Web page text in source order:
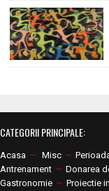
CATEGORII PRINCIPALE:
Acasa — Misc —
Antrenament — Donarea
Gastronomie — Proiectie